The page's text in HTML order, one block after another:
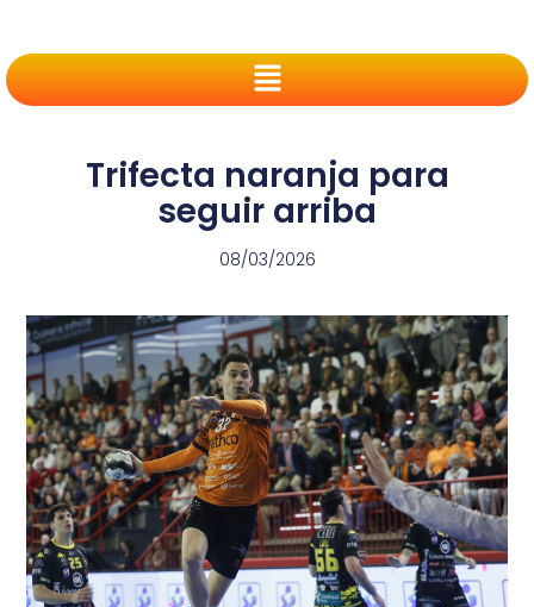
Trifecta naranja para
seguir arriba
08/03/2026